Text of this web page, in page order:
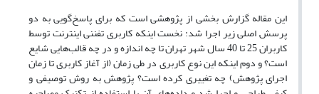
این مقاله گزارش بخشی از پژوهشی است که برای پاسخ‌گویی به دو
پرسش اصلی زیر اجرا شد: نخست اینکه کاربری تفننی اینترنت توسط
کاربران 25 تا 40 سال شهر تهران تا چه اندازه و در چه قالب‌هایی شایع
است؟ و دوم اینکه این نوع کاربری در طی زمان (از آغاز کاربری تا زمان
اجرای پژوهش) چه تغییری کرده است؟ پژوهش به روش توصیفی و